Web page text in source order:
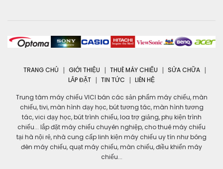
TRANG CHỦ GIỚI THIỆU THUÊ MÁY CHIẾU
SỬA CHỮA
LẮP ĐẶT
TIN TỨC LIÊN HỆ
Trung tâm máy chiếu VICI bán các sản phẩm máy chiếu, màn
chiếu, tivi, màn hình dạy học, bút tương tác, màn hình tương
tác, vici dạy học, bút trình chiếu, loa trợ giảng, phụ kiện trình
chiếu... lắp đặt máy chiếu chuyên nghiệp, cho thuê máy chiếu
tại hà nội rẻ, nhà cung cấp linh kiện máy chiếu uy tín như bóng
đèn máy chiếu, quạt máy chiếu, màn chiếu, điều khiển máy
chiếu...